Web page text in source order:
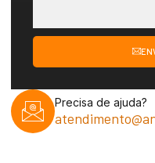
Precisa de ajuda?